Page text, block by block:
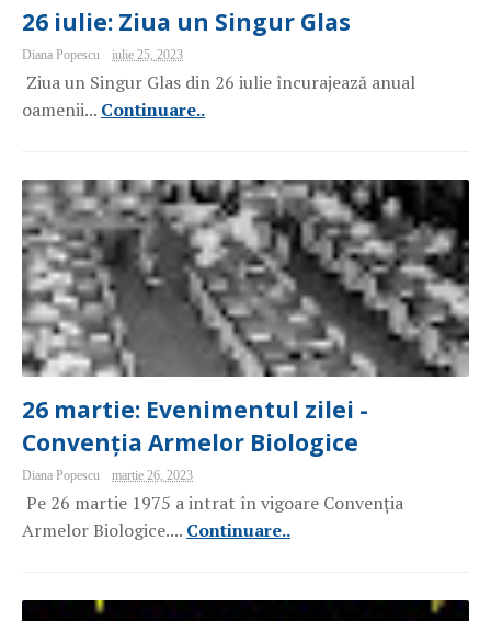
26 iulie: Ziua un Singur Glas
Diana Popescu iulie 25, 2023
Ziua un Singur Glas din 26 iulie încurajează anual
oamenii... Continuare..
26 martie: Evenimentul zilei -
Convenția Armelor Biologice
Diana Popescu martie 26, 2023
Pe 26 martie 1975 a intrat în vigoare Convenția
Armelor Biologice.... Continuare..